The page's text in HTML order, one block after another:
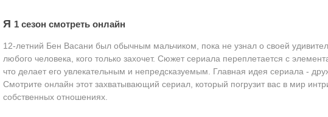
2023
2021
2020
Вестерны
Военные
Документальные
Я 1 сезон смотреть онлайн
12-летний Бен Васани был обычным мальчиком, пока не узнал о своей
любого человека, кого только захочет. Сюжет сериала переплетается с
что делает его увлекательным и непредсказуемым. Главная идея сериала -
Смотрите онлайн этот захватывающий сериал, который погрузит вас в мир
собственных отношениях.